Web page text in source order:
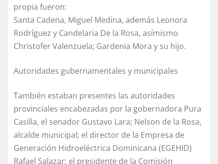
propia fueron:
Santa Cadena, Miguel Medina, además Leonora
Rodríguez y Candelaria De la Rosa, asímismo
Christofer Valenzuela; Gardenia Mora y su hijo.
Autoridades gubernamentales y municipales
También estaban presentes las autoridades
provinciales encabezadas por la gobernadora Pura
Casilla, el senador Gustavo Lara; Nelson de la Rosa,
alcalde municipal; el director de la Empresa de
Generación Hidroeléctrica Dominicana (EGEHID)
Rafael Salazar; el presidente de la Comisión